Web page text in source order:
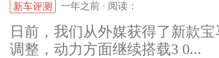
新车评测 一年之前 · 阅读：
日前，我们从外媒获得了新款
调整，动力方面继续搭载3 0...